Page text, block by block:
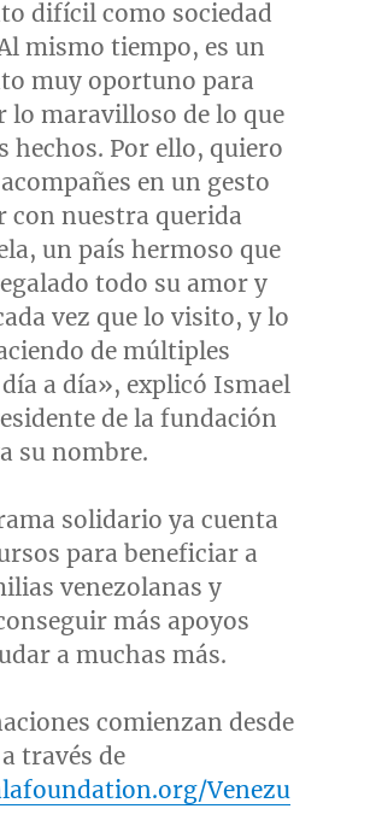
difícil como sociedad
mismo tiempo, es un
muy oportuno para
lo maravilloso de lo que
hechos. Por ello, quiero
en un gesto
con nuestra querida
, un país hermoso que
todo su amor y
vez que lo visito, y lo
de múltiples
a día», explicó Ismael
de la fundación
su nombre.
solidario ya cuenta
para beneficiar a
venezolanas y
más apoyos
a muchas más.
comienzan desde
través de
Venezu